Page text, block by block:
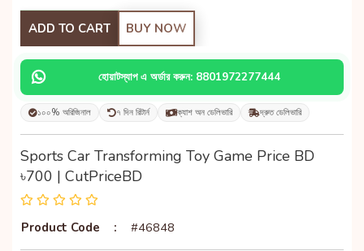
ADD TO CART BUY NOW
হোয়াটস্যাপ এ অর্ডার করুন: 8801972277444
১০০% অরিজিনাল ৭ দিন রিটার্ন ক্যাশ অন ডেলিভারি দ্রুত ডেলিভারি
Sports Car Transforming Toy Game Price BD
৳700 | CutPriceBD
Product Code : #46848